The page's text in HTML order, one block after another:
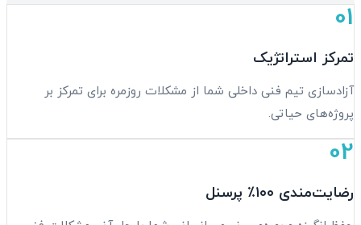
01
تمرکز استراتژیک
آزادسازی تیم فنی داخلی شما از مشکلات روزمره برای تمرکز بر
پروژه‌های حیاتی.
02
رضایت‌مندی ۱۰۰٪ پرسنل